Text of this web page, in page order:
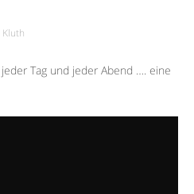
Kluth
jeder Tag und jeder Abend …. eine